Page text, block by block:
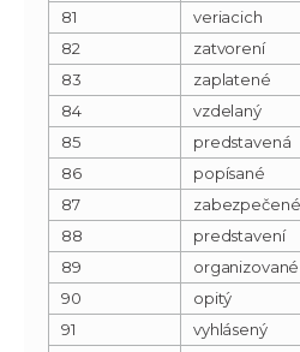
81
veriacich
82
zatvorení
83
zaplatené
84
vzdelaný
85
predstavená
86
popísané
87
zabezpečené
88
predstavení
89
organizované
90
opitý
91
vyhlásený